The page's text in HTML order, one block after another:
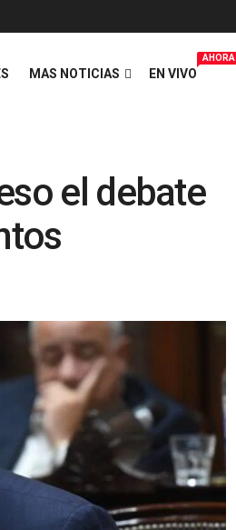
MAS NOTICIAS EN VIVO
AHORA
el debate